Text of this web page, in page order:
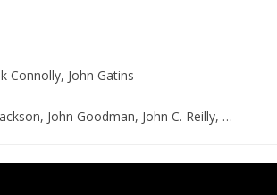
Connolly, John Gatins
John Goodman, John C. Reilly, …